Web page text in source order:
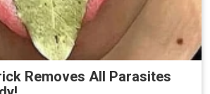
Removes All Parasites